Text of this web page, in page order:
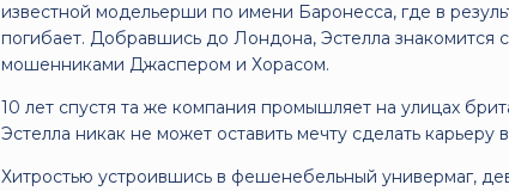
известной модельерши по имени Баронесса, где в
погибает. Добравшись до Лондона, Эстелла
мошенниками Джаспером и Хорасом.
10 лет спустя та же компания промышляет на улицах
Эстелла никак не может оставить мечту сделать карьеру
Хитростью устроившись в фешенебельный универмаг,